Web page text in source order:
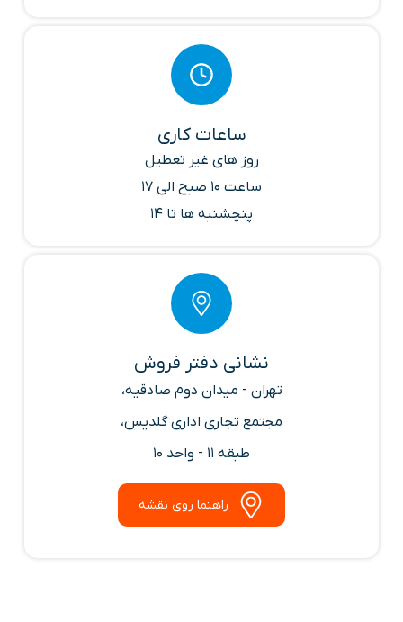
ساعات کاری
روز های غیر تعطیل
ساعت 10 صبح الی 17
پنچشنبه ها تا 14
نشانی دفتر فروش
تهران - میدان دوم صادقیه،
مجتمع تجاری اداری گلدیس،
طبقه 11 - واحد 10
راهنما روی نقشه